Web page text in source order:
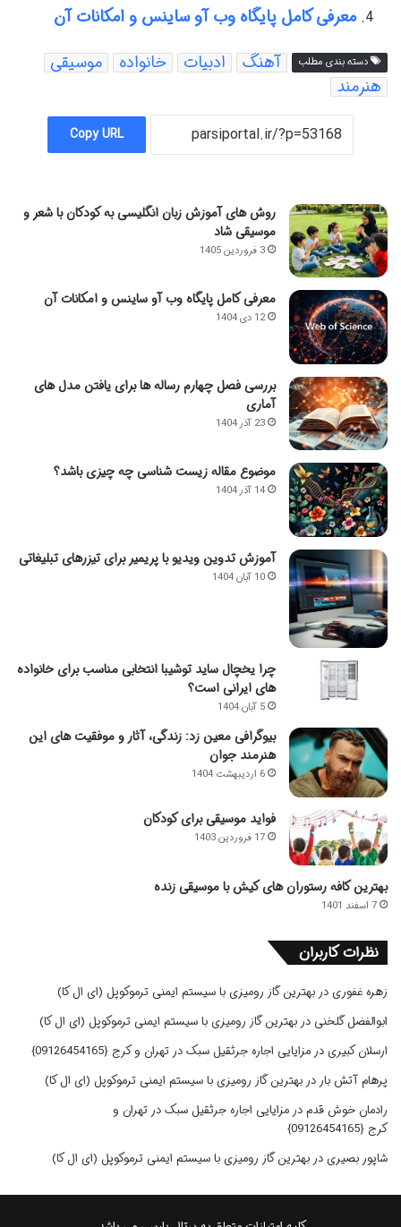
معرفی کامل پایگاه وب آو ساینس و امکانات آن
دسته بندی مطلب آهنگ ادبیات خانواده
موسیقی
هنرمند
Copy URL
روش های آموزش زبان انگلیسی به کودکان با شعر و
موسیقی شاد
3 فروردین 1405
معرفی کامل پایگاه وب آو ساینس و امکانات آن
12 دی 1404
بررسی فصل چهارم رساله ها برای یافتن مدل های
آماری
23 آذر 1404
موضوع مقاله زیست شناسی چه چیزی باشد؟
14 آذر 1404
آموزش تدوین ویدیو با پریمیر برای تیزرهای تبلیغاتی
10 آبان 1404
چرا یخچال ساید توشیبا انتخابی مناسب برای خانواده
های ایرانی است؟
5 آبان 1404
بیوگرافی معین زد: زندگی، آثار و موفقیت های این
هنرمند جوان
6 اردیبهشت 1404
فواید موسیقی برای کودکان
17 فروردین 1403
بهترین کافه رستوران های کیش با موسیقی زنده
7 اسفند 1401
نظرات کاربران
زهره غفوریدر بهترین گاز رومیزی با سیستم ایمنی ترموکوپل (ای ال کا)
ابوالفضل گلخنی در بهترین گاز رومیزی با سیستم ایمنی ترموکوپل (ای ال کا)
ارسلان کبیریدر مزایایی اجاره جرثقیل سبک در تهران و کرج {09126454165}
پرهام آتش بار در بهترین گاز رومیزی با سیستم ایمنی ترموکوپل (ای ال کا)
رادمان خوش قدمدر مزایایی اجاره جرثقیل سبک در تهران و
کرج {09126454165}
شاپور بصیریدر بهترین گاز رومیزی با سیستم ایمنی ترموکوپل (ای ال کا)